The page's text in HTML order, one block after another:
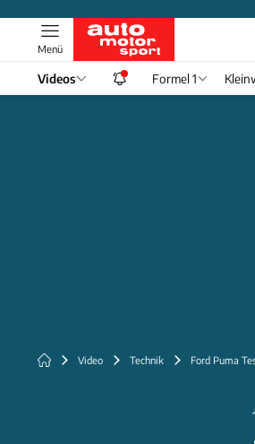
Menü
Videos Formel 1
Video Technik Ford Puma